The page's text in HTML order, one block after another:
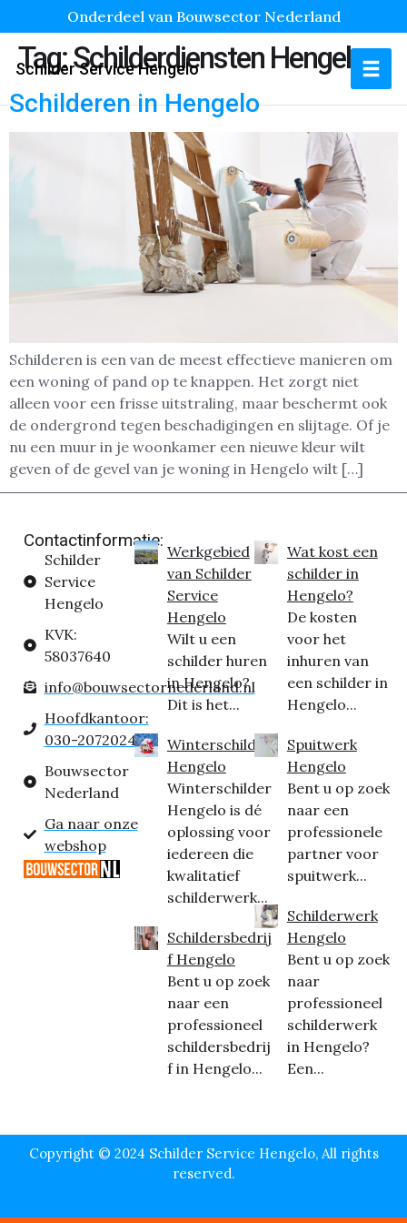
Onderdeel van Bouwsector Nederland
Schilder Service Hengelo
Tag:Schilderdiensten Hengelo
Schilderen in Hengelo
Schilderen is een van de meest effectieve manieren om
een woning of pand op te knappen. Het zorgt niet
alleen voor een frisse uitstraling, maar beschermt ook
de ondergrond tegen beschadigingen en slijtage. Of je
nu een muur in je woonkamer een nieuwe kleur wilt
geven of de gevel van je woning in Hengelo wilt […]
Contactinformatie:
Schilder
Service
Hengelo
KVK:
58037640
info@bouwsectornederland.nl
Hoofdkantoor:
030-2072024
Bouwsector
Nederland
Ga naar onze
webshop
Werkgebied
van Schilder
Service
Hengelo
Wilt u een
schilder huren
in Hengelo?
Dit is het...
Winterschilder
Hengelo
Winterschilder
Hengelo is dé
oplossing voor
iedereen die
kwalitatief
schilderwerk...
Schildersbedrij
f Hengelo
Bent u op zoek
naar een
professioneel
schildersbedrij
f in Hengelo...
Wat kost een
schilder in
Hengelo?
De kosten
voor het
inhuren van
een schilder in
Hengelo...
Spuitwerk
Hengelo
Bent u op zoek
naar een
professionele
partner voor
spuitwerk...
Schilderwerk
Hengelo
Bent u op zoek
naar
professioneel
schilderwerk
in Hengelo?
Een...
Copyright © 2024 Schilder Service Hengelo, All rights
reserved.